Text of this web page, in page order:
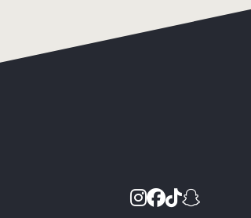
Instagram
Facebook
TikTok